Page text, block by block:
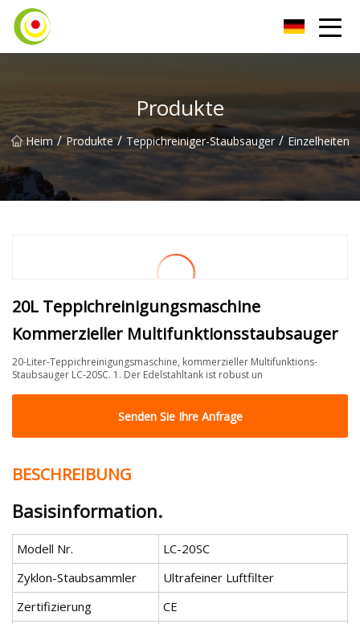
Produkte
Heim / Produkte / Teppichreiniger-Staubsauger / Einzelheiten
20L Teppichreinigungsmaschine
Kommerzieller Multifunktionsstaubsauger
20-Liter-Teppichreinigungsmaschine, kommerzieller Multifunktions-
Staubsauger LC-20SC. 1. Der Edelstahltank ist robust un
Senden Sie Ihre Anfrage
BESCHREIBUNG
Basisinformation.
Modell Nr.
LC-20SC
Zyklon-Staubsammler
Ultrafeiner Luftfilter
Zertifizierung
CE